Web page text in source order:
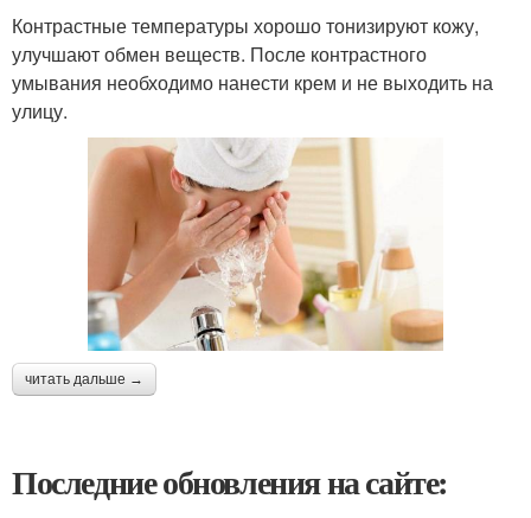
Контрастные температуры хорошо тонизируют кожу,
улучшают обмен веществ. После контрастного
умывания необходимо нанести крем и не выходить на
улицу.
читать дальше →
Последние обновления на сайте: